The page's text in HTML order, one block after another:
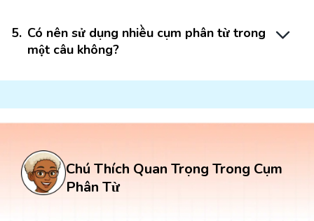
5. Có nên sử dụng nhiều cụm phân từ trong
một câu không?
Chú Thích Quan Trọng Trong Cụm
Phân Từ